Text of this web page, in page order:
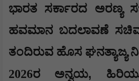
ಭಾರತ ಸರ್ಕಾರದ ಅರಣ್ಯ
ಹವಮಾನ ಬದಲಾವಣೆ
ತಂದಿರುವ ಹೊಸ
2026ರ ಅನ್ವಯ,